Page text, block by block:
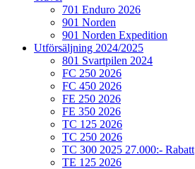
701 Enduro 2026
901 Norden
901 Norden Expedition
Utförsäljning 2024/2025
801 Svartpilen 2024
FC 250 2026
FC 450 2026
FE 250 2026
FE 350 2026
TC 125 2026
TC 250 2026
TC 300 2025 27.000:- Rabatt
TE 125 2026